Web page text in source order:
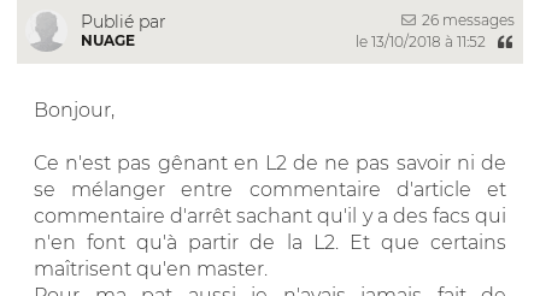
Publié par
NUAGE
26 messages
le 13/10/2018 à 11:52
Bonjour,
Ce n'est pas gênant en L2 de ne pas savoir ni de
se mélanger entre commentaire d'article et
commentaire d'arrêt sachant qu'il y a des facs qui
n'en font qu'à partir de la L2. Et que certains
maîtrisent qu'en master.